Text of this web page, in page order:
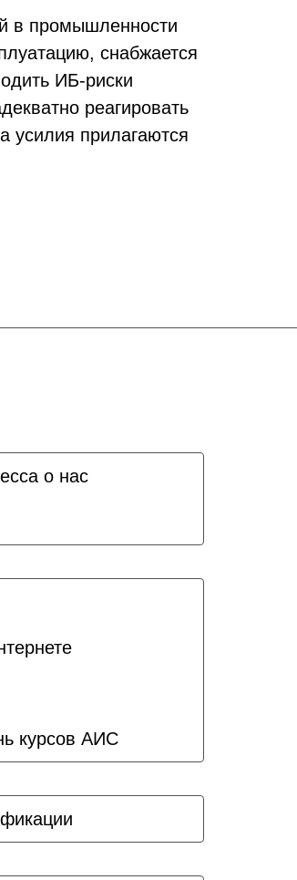
в промышленности
снабжается
ИБ-риски
реагировать
усилия прилагаются
о нас
курсов АИС